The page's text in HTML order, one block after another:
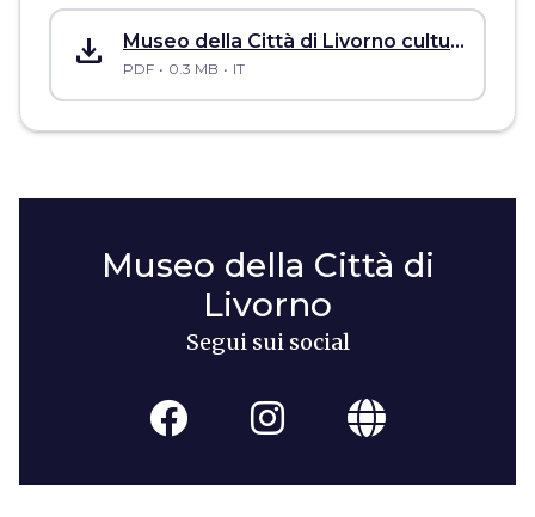
save_alt Museo della Città di Livorno cultural site accessibility sheet
PDF 0.3 MB IT
Museo della Città di
Livorno
Segui sui social